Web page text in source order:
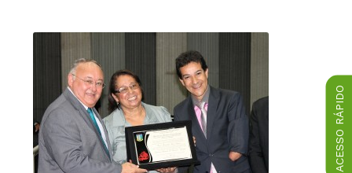
ACESSO RÁPIDO